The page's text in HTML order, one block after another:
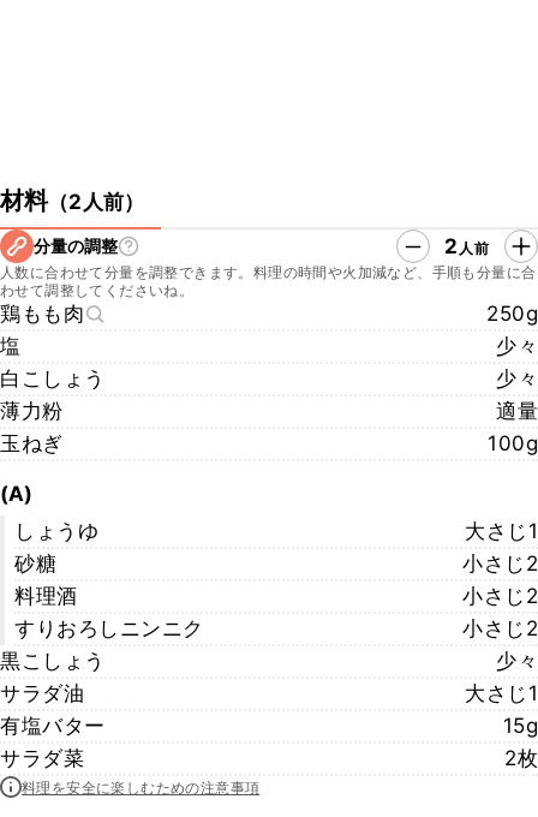
材料（2人前）
分量の調整 2 人前
人数に合わせて分量を調整できます。料理の時間や火加減など、手順も分量に合
わせて調整してくださいね。
鶏もも肉
250g
塩
少々
白こしょう
少々
薄力粉
適量
玉ねぎ
100g
(A)
しょうゆ
大さじ1
砂糖
小さじ2
料理酒
小さじ2
すりおろしニンニク
小さじ2
黒こしょう
少々
サラダ油
大さじ1
有塩バター
15g
サラダ菜
2枚
料理を安全に楽しむための注意事項